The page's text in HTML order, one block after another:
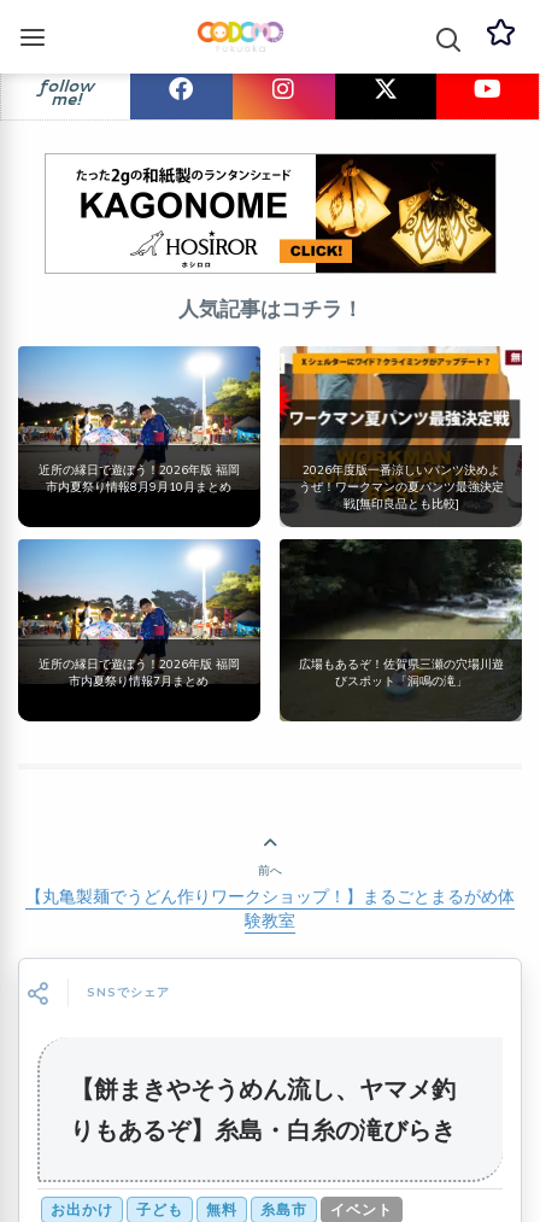
follow
me!
人気記事はコチラ！
近所の縁日で遊ぼう！2026年版 福岡
市内夏祭り情報8月9月10月まとめ
2026年度版一番涼しいパンツ決めよ
うぜ！ワークマンの夏パンツ最強決定
戦[無印良品とも比較]
近所の縁日で遊ぼう！2026年版 福岡
市内夏祭り情報7月まとめ
広場もあるぞ！佐賀県三瀬の穴場川遊
びスポット「洞鳴の滝」
前へ
【丸亀製麺でうどん作りワークショップ！】まるごとまるがめ体
験教室
SNSでシェア
【餅まきやそうめん流し、ヤマメ釣
りもあるぞ】糸島・白糸の滝びらき
お出かけ 子ども 無料 糸島市 イベント